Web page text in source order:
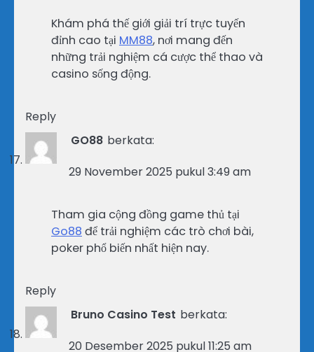
Khám phá thế giới giải trí trực tuyến
đỉnh cao tại MM88, nơi mang đến
những trải nghiệm cá cược thể thao và
casino sống động.
Reply
GO88 berkata:
29 November 2025 pukul 3:49 am
Tham gia cộng đồng game thủ tại
Go88 để trải nghiệm các trò chơi bài,
poker phổ biến nhất hiện nay.
Reply
Bruno Casino Test berkata:
20 Desember 2025 pukul 11:25 am